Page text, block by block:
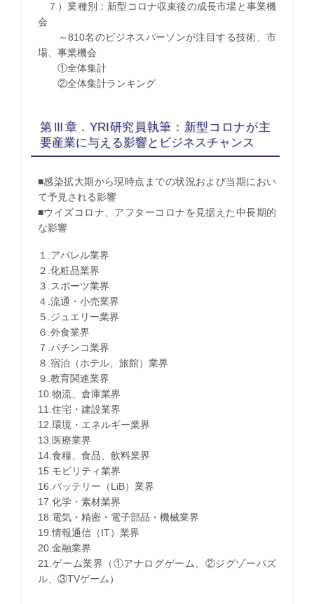
７）業種別：新型コロナ収束後の成長市場と事業機
会
～810名のビジネスパーソンが注目する技術、市
場、事業機会
①全体集計
②全体集計ランキング
第Ⅲ章．YRI研究員執筆：新型コロナが主
要産業に与える影響とビジネスチャンス
■感染拡大期から現時点までの状況および当期におい
て予見される影響
■ウイズコロナ、アフターコロナを見据えた中長期的
な影響
１.アパレル業界
２.化粧品業界
３.スポーツ業界
４.流通・小売業界
５.ジュエリー業界
６.外食業界
７.パチンコ業界
８.宿泊（ホテル、旅館）業界
９.教育関連業界
10.物流、倉庫業界
11.住宅・建設業界
12.環境・エネルギー業界
13.医療業界
14.食糧、食品、飲料業界
15.モビリティ業界
16.バッテリー（LiB）業界
17.化学・素材業界
18.電気・精密・電子部品・機械業界
19.情報通信（IT）業界
20.金融業界
21.ゲーム業界（①アナログゲーム、②ジグゾーパズ
ル、③TVゲーム）